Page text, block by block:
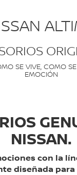
SE VIVE, COMO
EMOCIÓN
NISSAN.
con la
diseñada